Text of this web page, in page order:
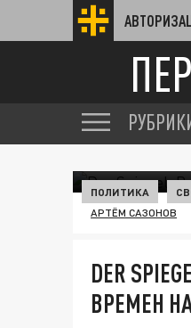
ПОЛИТИКА
АРТЁМ САЗОНОВ
DER
ВРЕМЕН